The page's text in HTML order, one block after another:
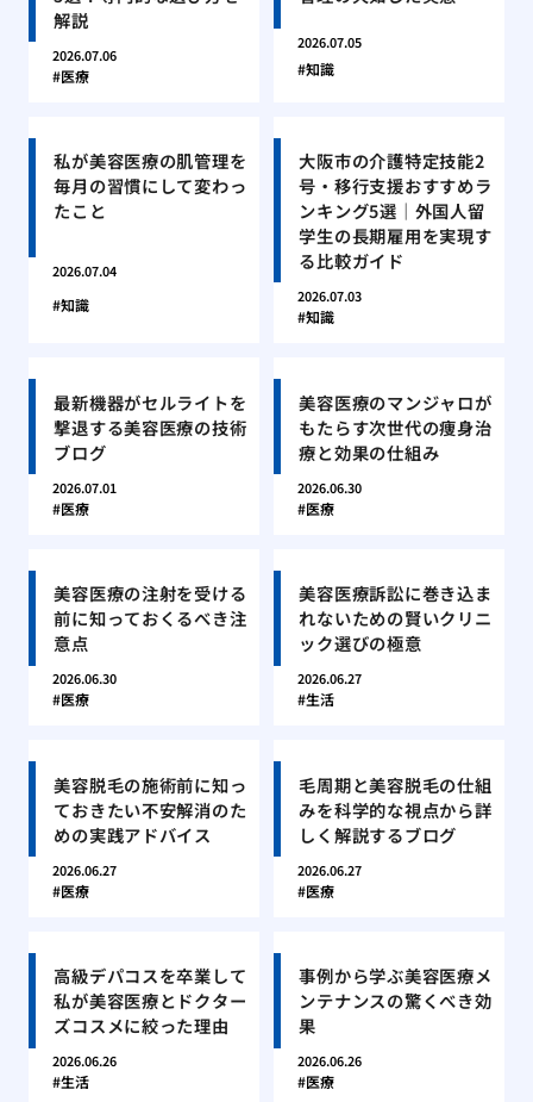
解説
2026.07.06
医療
2026.07.05
知識
私が美容医療の肌管理を
毎月の習慣にして変わっ
たこと
2026.07.04
知識
大阪市の介護特定技能2
号・移行支援おすすめラ
ンキング5選｜外国人留
学生の長期雇用を実現す
る比較ガイド
2026.07.03
知識
最新機器がセルライトを
撃退する美容医療の技術
ブログ
2026.07.01
医療
美容医療のマンジャロが
もたらす次世代の痩身治
療と効果の仕組み
2026.06.30
医療
美容医療の注射を受ける
前に知っておくるべき注
意点
2026.06.30
医療
美容医療訴訟に巻き込ま
れないための賢いクリニ
ック選びの極意
2026.06.27
生活
美容脱毛の施術前に知っ
ておきたい不安解消のた
めの実践アドバイス
2026.06.27
医療
毛周期と美容脱毛の仕組
みを科学的な視点から詳
しく解説するブログ
2026.06.27
医療
高級デパコスを卒業して
私が美容医療とドクター
ズコスメに絞った理由
2026.06.26
生活
事例から学ぶ美容医療メ
ンテナンスの驚くべき効
果
2026.06.26
医療